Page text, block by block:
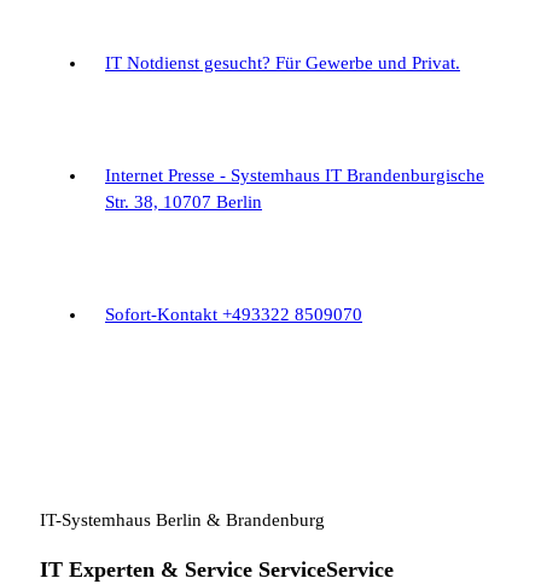
IT Notdienst gesucht? Für Gewerbe und Privat.
Internet Presse - Systemhaus IT Brandenburgische
Str. 38, 10707 Berlin
Sofort-Kontakt +493322 8509070
IT-Systemhaus Berlin & Brandenburg
IT Experten & Service ServiceService